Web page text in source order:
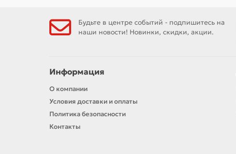
Будьте в центре событий - подпишитесь на
наши новости! Новинки, скидки, акции.
Информация
О компании
Условия доставки и оплаты
Политика безопасности
Контакты